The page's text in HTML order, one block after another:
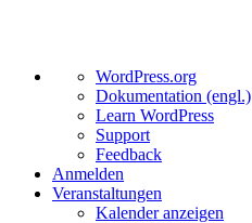
Über
WordPress
WordPress.org
Dokumentation (engl.)
Learn WordPress
Support
Feedback
Anmelden
Veranstaltungen
Kalender anzeigen